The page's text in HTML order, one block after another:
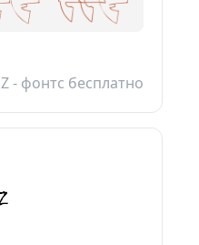
Z - фонтс бесплатно